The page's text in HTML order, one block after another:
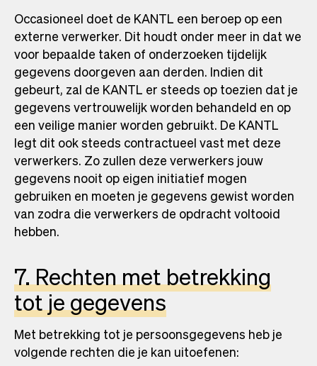
Occasioneel doet de KANTL een beroep op een
externe verwerker. Dit houdt onder meer in dat we
voor bepaalde taken of onderzoeken tijdelijk
gegevens doorgeven aan derden. Indien dit
gebeurt, zal de KANTL er steeds op toezien dat je
gegevens vertrouwelijk worden behandeld en op
een veilige manier worden gebruikt. De KANTL
legt dit ook steeds contractueel vast met deze
verwerkers. Zo zullen deze verwerkers jouw
gegevens nooit op eigen initiatief mogen
gebruiken en moeten je gegevens gewist worden
van zodra die verwerkers de opdracht voltooid
hebben.
7. Rechten met betrekking
tot je gegevens
Met betrekking tot je persoonsgegevens heb je
volgende rechten die je kan uitoefenen: